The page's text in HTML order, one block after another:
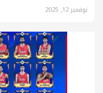
نوفمبر 12, 2025